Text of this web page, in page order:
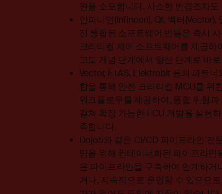
원을 소모합니다. 사소한 변경조차
인피니언(Infineon), Qt, 벡터
전 통합된 소프트웨어 번들은 즉시
크리티컬 제어 소프트웨어를 제공
고도 개념 단계에서 양산 단계로 바
Vector, ETAS, Elektrobit 등의 파트
합을 통해 안전 크리티컬 MCU를 위
워크플로우를 제공하여, 통합 위험
걸쳐 확장 가능한 ECU 개발을 실현
족합니다.
Dojo5와 같은 CI/CD 파이프라인 전
팀을 위해 컨테이너화된 파이프라
은 파이프라인을 구축하여 인계하
거나, 지속적으로 운영할 수 있으므